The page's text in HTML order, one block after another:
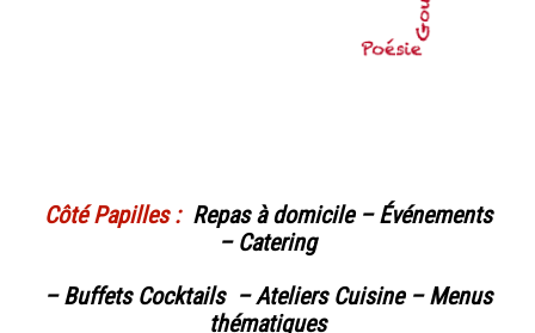
Côté Papilles : Repas à domicile – Événements
– Catering
– Buffets Cocktails –Ateliers Cuisine–Menus
thématiques